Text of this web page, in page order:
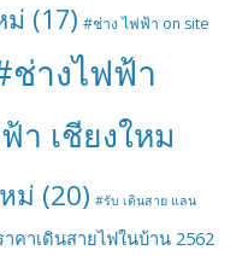
ม่ (17) #ช่าง ไฟฟ้า on site
ช่างไฟฟ้า
า เชียงใหม
ม่ (20) #รับ เดินสาย แลน
คาเดินสายไฟในบ้าน 2562